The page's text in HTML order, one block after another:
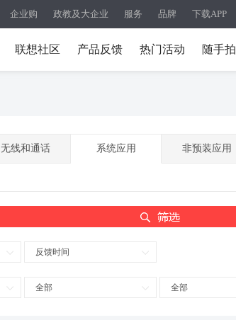
企业购 政教及大企业 服务 品牌 下载APP
联想社区 产品反馈 热门活动 随手拍
无线和通话 系统应用 非预装应用
反馈时间
全部 全部